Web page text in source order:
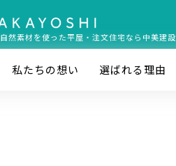
自然素材を使った平屋・注文住宅なら中美建設
私たちの想い 選ばれる理由